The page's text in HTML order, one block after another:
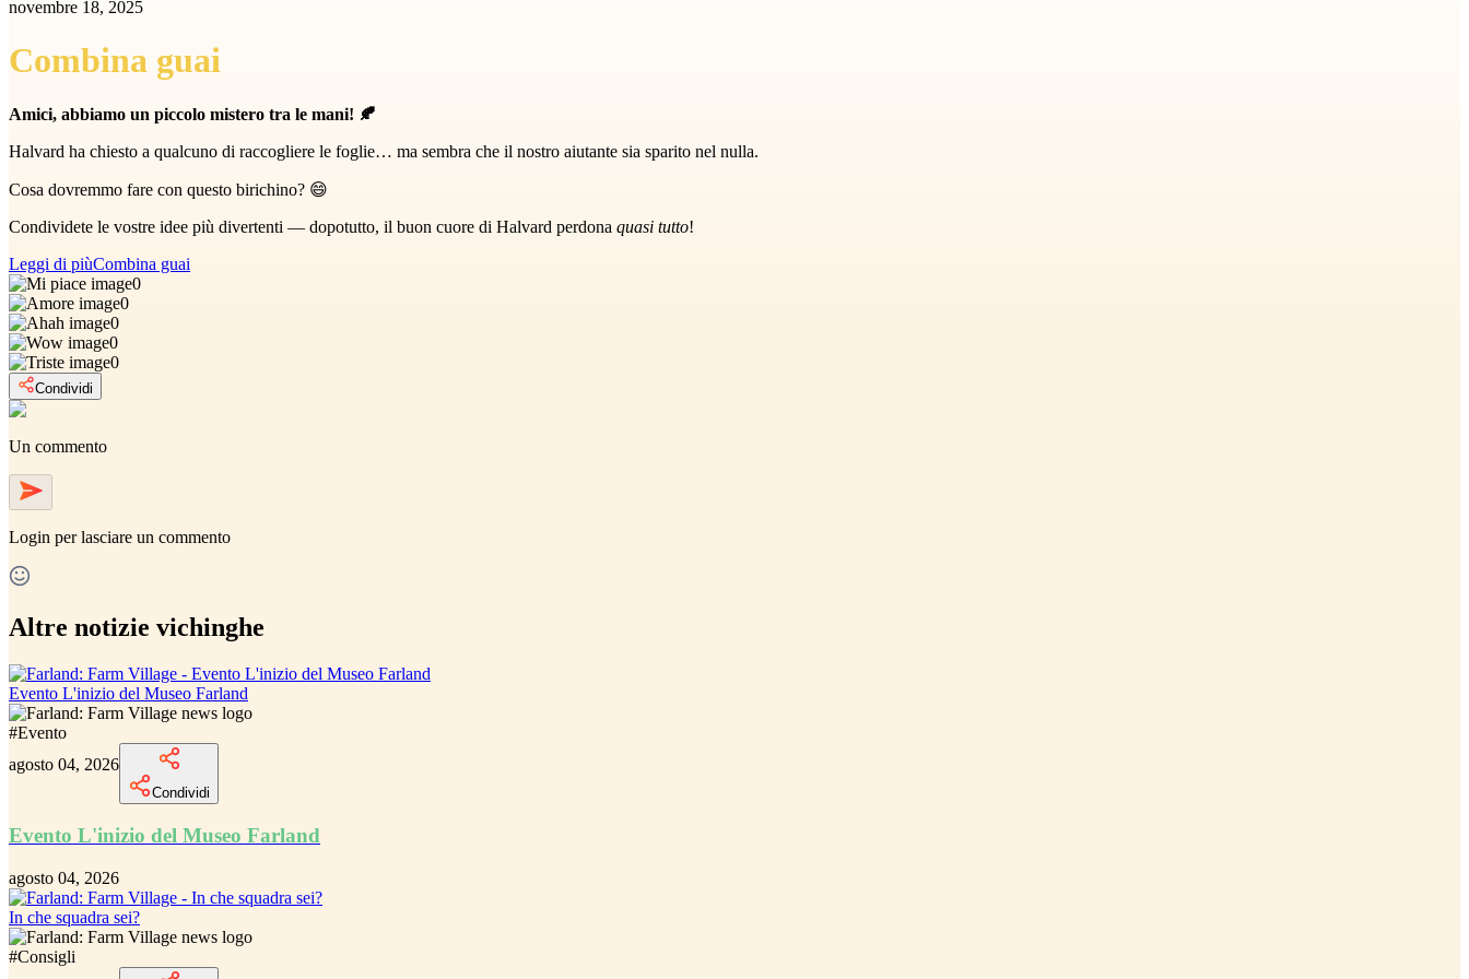
novembre 18, 2025
Combina guai
Amici, abbiamo un piccolo mistero tra le mani! 🍂
Halvard ha chiesto a qualcuno di raccogliere le foglie… ma sembra che il nostro aiutante sia sparito nel nulla.
Cosa dovremmo fare con questo birichino? 😄
Condividete le vostre idee più divertenti — dopotutto, il buon cuore di Halvard perdona quasi tutto!
Leggi di piùCombina guai
0
0
0
0
0
Condividi
Un commento
Login per lasciare un commento
Altre notizie vichinghe
Evento L'inizio del Museo Farland
#Evento
agosto 04, 2026
Condividi
Evento L'inizio del Museo Farland
agosto 04, 2026
In che squadra sei?
#Consigli